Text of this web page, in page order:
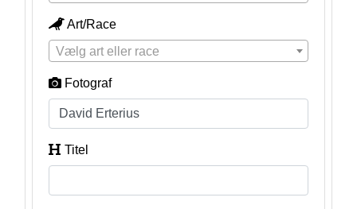
Art/Race
Vælg art eller race
Fotograf
Titel